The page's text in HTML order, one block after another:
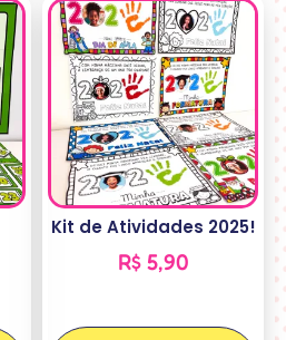
Kit de Atividades 2025!
R$5,90